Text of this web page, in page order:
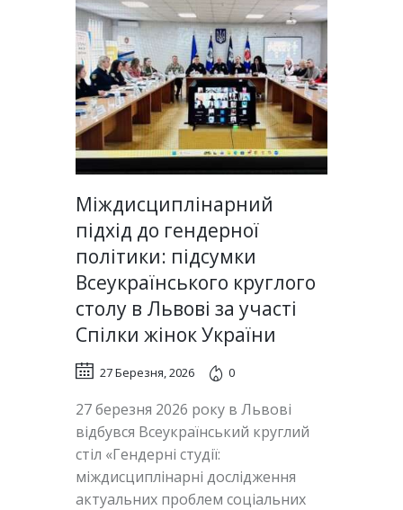
Міждисциплінарний
підхід до гендерної
політики: підсумки
Всеукраїнського круглого
столу в Львові за участі
Спілки жінок України
27 Березня, 2026 0
27 березня 2026 року в Львові
відбувся Всеукраїнський круглий
стіл «Гендерні студії:
міждисциплінарні дослідження
актуальних проблем соціальних